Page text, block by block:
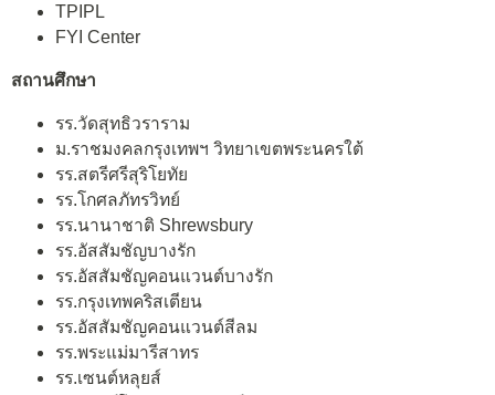
TPIPL
FYI Center
สถานศึกษา
รร.วัดสุทธิวราราม
ม.ราชมงคลกรุงเทพฯ วิทยาเขตพระนครใต้
รร.สตรีศรีสุริโยทัย
รร.โกศลภัทรวิทย์
รร.นานาชาติ Shrewsbury
รร.อัสสัมชัญบางรัก
รร.อัสสัมชัญคอนแวนต์บางรัก
รร.กรุงเทพคริสเตียน
รร.อัสสัมชัญคอนแวนต์สีลม
รร.พระแม่มารีสาทร
รร.เซนต์หลุยส์